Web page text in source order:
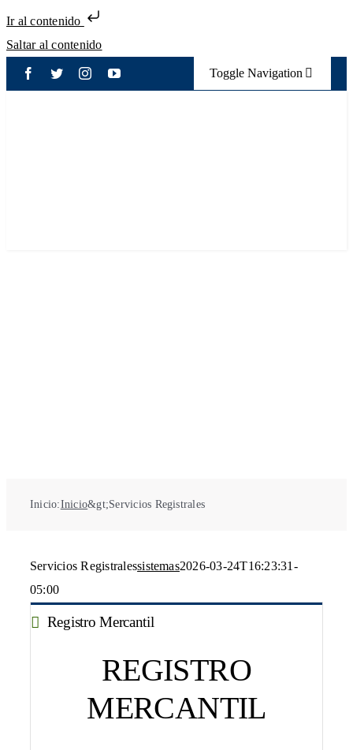
Ir al contenido
Saltar al contenido
Toggle Navigation
Inicio:Inicio&gt;Servicios Registrales
Servicios Registralessistemas2026-03-24T16:23:31-
05:00
Registro Mercantil
REGISTRO
MERCANTIL